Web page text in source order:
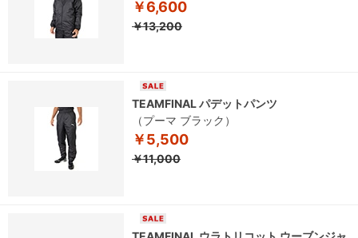
￥6,600
￥13,200
TEAMFINAL パデットパンツ
（プーマ ブラック）
￥5,500
￥11,000